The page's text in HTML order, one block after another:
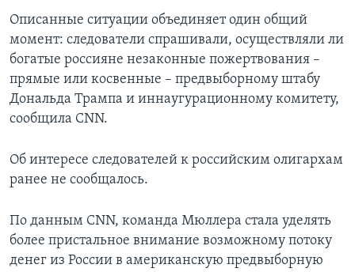
Описанные ситуации объединяет один общий
момент: следователи спрашивали, осуществляли ли
богатые россияне незаконные пожертвования –
прямые или косвенные – предвыборному штабу
Дональда Трампа и иннаугурационному комитету,
сообщила CNN.
Об интересе следователей к российским олигархам
ранее не сообщалось.
По данным CNN, команда Мюллера стала уделять
более пристальное внимание возможному потоку
денег из России в американскую предвыборную